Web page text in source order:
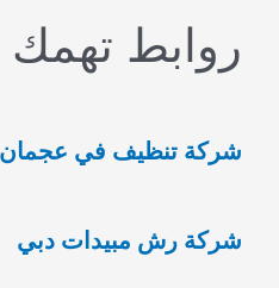
روابط تهمك
شركة تنظيف في عجمان
شركة رش مبيدات دبي